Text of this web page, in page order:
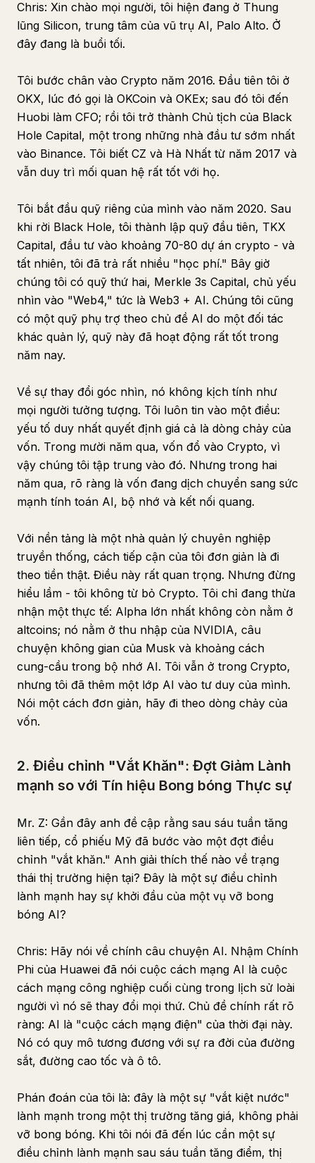
Chris: Xin chào mọi người, tôi hiện đang ở Thung
lũng Silicon, trung tâm của vũ trụ AI, Palo Alto. Ở
đây đang là buổi tối.
Tôi bước chân vào Crypto năm 2016. Đầu tiên tôi ở
OKX, lúc đó gọi là OKCoin và OKEx; sau đó tôi đến
Huobi làm CFO; rồi tôi trở thành Chủ tịch của Black
Hole Capital, một trong những nhà đầu tư sớm nhất
vào Binance. Tôi biết CZ và Hà Nhất từ năm 2017 và
vẫn duy trì mối quan hệ rất tốt với họ.
Tôi bắt đầu quỹ riêng của mình vào năm 2020. Sau
khi rời Black Hole, tôi thành lập quỹ đầu tiên, TKX
Capital, đầu tư vào khoảng 70-80 dự án crypto - và
tất nhiên, tôi đã trả rất nhiều "học phí." Bây giờ
chúng tôi có quỹ thứ hai, Merkle 3s Capital, chủ yếu
nhìn vào "Web4," tức là Web3 + AI. Chúng tôi cũng
có một quỹ phụ trợ theo chủ đề AI do một đối tác
khác quản lý, quỹ này đã hoạt động rất tốt trong
năm nay.
Về sự thay đổi góc nhìn, nó không kịch tính như
mọi người tưởng tượng. Tôi luôn tin vào một điều:
yếu tố duy nhất quyết định giá cả là dòng chảy của
vốn. Trong mười năm qua, vốn đổ vào Crypto, vì
vậy chúng tôi tập trung vào đó. Nhưng trong hai
năm qua, rõ ràng là vốn đang dịch chuyển sang sức
mạnh tính toán AI, bộ nhớ và kết nối quang.
Với nền tảng là một nhà quản lý chuyên nghiệp
truyền thống, cách tiếp cận của tôi đơn giản là đi
theo tiền thật. Điều này rất quan trọng. Nhưng đừng
hiểu lầm - tôi không từ bỏ Crypto. Tôi chỉ đang thừa
nhận một thực tế: Alpha lớn nhất không còn nằm ở
altcoins; nó nằm ở thu nhập của NVIDIA, câu
chuyện không gian của Musk và khoảng cách
cung-cầu trong bộ nhớ AI. Tôi vẫn ở trong Crypto,
nhưng tôi đã thêm một lớp AI vào tư duy của mình.
Nói một cách đơn giản, hãy đi theo dòng chảy của
vốn.
2. Điều chỉnh "Vắt Khăn": Đợt Giảm Lành
mạnh so với Tín hiệu Bong bóng Thực sự
Mr. Z: Gần đây anh đề cập rằng sau sáu tuần tăng
liên tiếp, cổ phiếu Mỹ đã bước vào một đợt điều
chỉnh "vắt khăn." Anh giải thích thế nào về trạng
thái thị trường hiện tại? Đây là một sự điều chỉnh
lành mạnh hay sự khởi đầu của một vụ vỡ bong
bóng AI?
Chris: Hãy nói về chính câu chuyện AI. Nhậm Chính
Phi của Huawei đã nói cuộc cách mạng AI là cuộc
cách mạng công nghiệp cuối cùng trong lịch sử loài
người vì nó sẽ thay đổi mọi thứ. Chủ đề chính rất rõ
ràng: AI là "cuộc cách mạng điện" của thời đại này.
Nó có quy mô tương đương với sự ra đời của đường
sắt, đường cao tốc và ô tô.
Phán đoán của tôi là: đây là một sự "vắt kiệt nước"
lành mạnh trong một thị trường tăng giá, không phải
vỡ bong bóng. Khi tôi nói đã đến lúc cần một sự
điều chỉnh lành mạnh sau sáu tuần tăng điểm, thị